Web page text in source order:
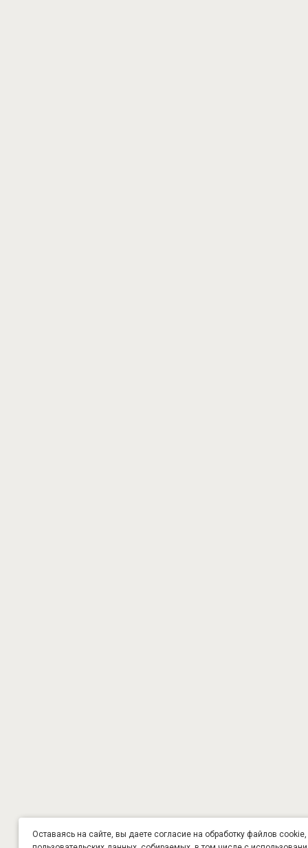
Оставаясь на сайте, вы даете согласие на обработку файлов cookie,